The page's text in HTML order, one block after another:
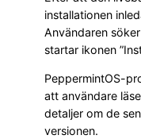
installationen
Användaren
startar ikonen
PeppermintOS-
att användare
detaljer om de
versionen.